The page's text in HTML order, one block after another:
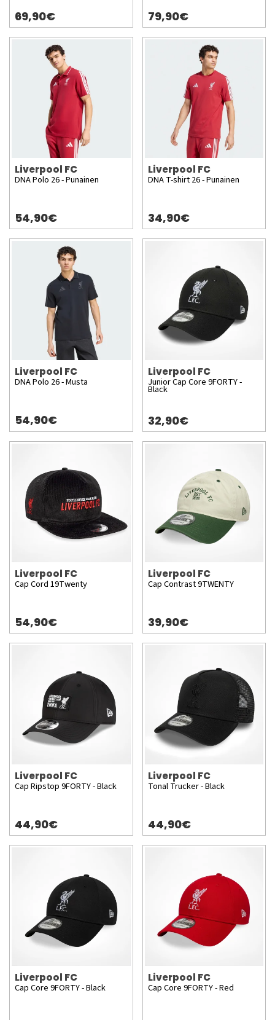
69,90€ 79,90€
Liverpool FC
DNA Polo 26 - Punainen
54,90€
Liverpool FC
DNA T-shirt 26 - Punainen
34,90€
Liverpool FC
DNA Polo 26 - Musta
54,90€
Liverpool FC
Junior Cap Core 9FORTY -
Black
32,90€
Liverpool FC
Cap Cord 19Twenty
54,90€
Liverpool FC
Cap Contrast 9TWENTY
39,90€
Liverpool FC
Cap Ripstop 9FORTY - Black
44,90€
Liverpool FC
Tonal Trucker - Black
44,90€
Liverpool FC
Cap Core 9FORTY - Black
Liverpool FC
Cap Core 9FORTY - Red